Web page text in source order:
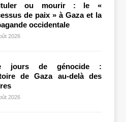
ou mourir : le «
de paix » à Gaza et la
occidentale
2026
jours de génocide :
de Gaza au-delà des
2026